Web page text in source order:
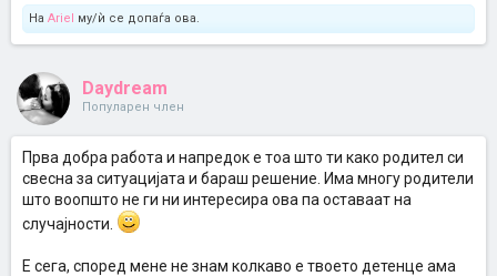
На Ariel му/ѝ се допаѓа ова.
Daydream
Популарен член
Прва добра работа и напредок е тоа што ти како родител си
свесна за ситуацијата и бараш решение. Има многу родители
што воопшто не ги ни интересира ова па оставаат на
случајности.
Е сега, според мене не знам колкаво е твоето детенце ама